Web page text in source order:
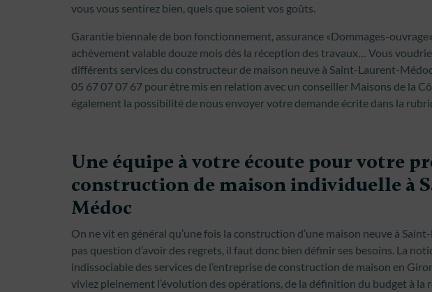
vous vous sentirez bien, quels que soient vos goûts.
Garantie biennale de bon fonctionnement, assurance «Dommages-
achèvement valable douze mois dès la réception des travaux… Vous
différents services du constructeur de maison neuve à Saint-Laurent-
05 67 07 07 67 pour être mis en relation avec un conseiller Maisons de la
également la possibilité de nous envoyer votre demande écrite dans la
Une équipe à votre écoute pour votre
construction de maison individuelle à
Médoc
On ne vit en général qu’une fois la construction d’une maison neuve à
pas question d’avoir des regrets, il faut donc bien définir ses besoins. La
indissociable des services de l’entreprise de construction de maison en
viviez pleinement l’évolution des opérations, de la définition du budget à la